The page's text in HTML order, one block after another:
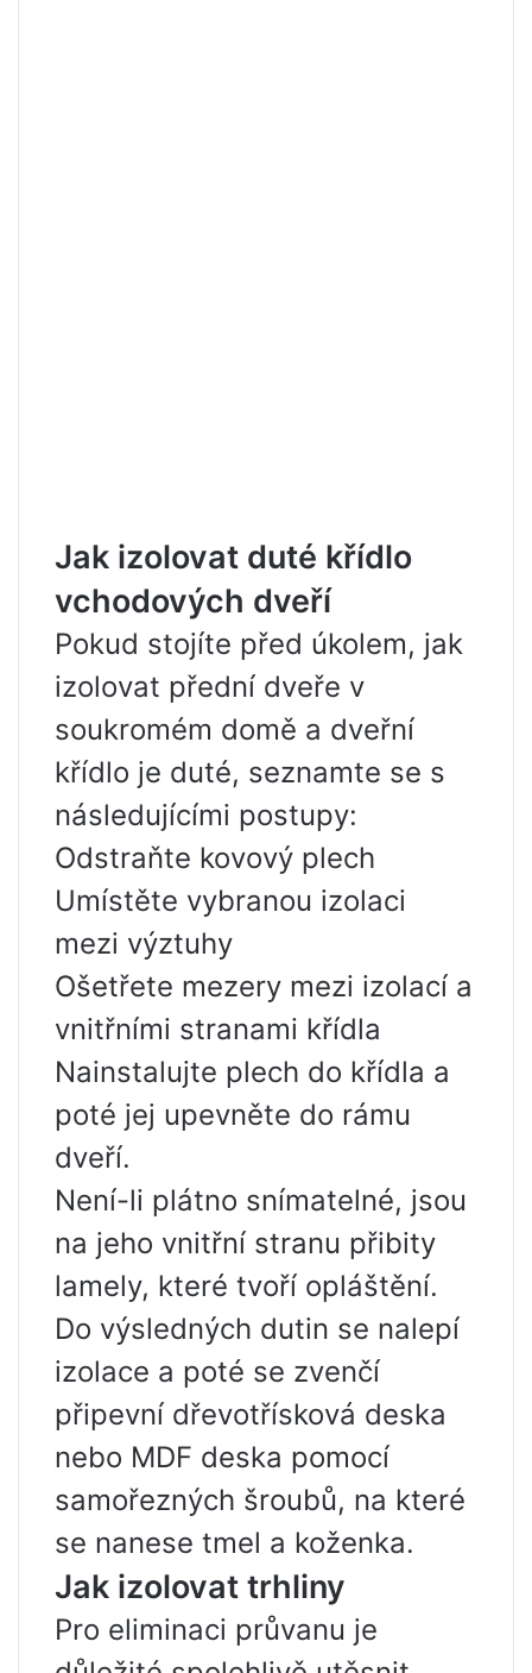
Jak izolovat duté křídlo
vchodových dveří
Pokud stojíte před úkolem, jak
izolovat přední dveře v
soukromém domě a dveřní
křídlo je duté, seznamte se s
následujícími postupy:
Odstraňte kovový plech
Umístěte vybranou izolaci
mezi výztuhy
Ošetřete mezery mezi izolací a
vnitřními stranami křídla
Nainstalujte plech do křídla a
poté jej upevněte do rámu
dveří.
Není-li plátno snímatelné, jsou
na jeho vnitřní stranu přibity
lamely, které tvoří opláštění.
Do výsledných dutin se nalepí
izolace a poté se zvenčí
připevní dřevotřísková deska
nebo MDF deska pomocí
samořezných šroubů, na které
se nanese tmel a koženka.
Jak izolovat trhliny
Pro eliminaci průvanu je